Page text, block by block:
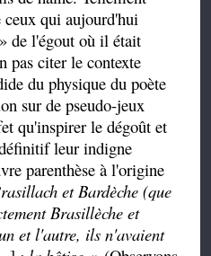
qui aujourd'hui
» de l'égout où il était
pas citer le contexte
du physique du poète
sur de pseudo-jeux
qu'inspirer le dégoût et
leur indigne
parenthèse à l'origine
et Bardèche (que
Brasillèche et
et l'autre, ils n'avaient